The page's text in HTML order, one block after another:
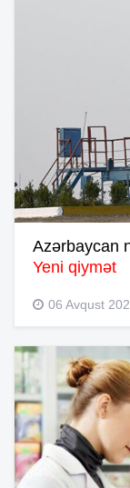
Azərbaycan
Yeni qiymət
06 Avqust